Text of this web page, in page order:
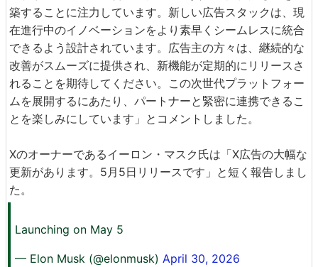
築することに注力しています。新しい広告スタックは、現
在進行中のイノベーションをより素早くシームレスに統合
できるよう設計されています。広告主の方々は、継続的な
改善がスムーズに提供され、新機能が定期的にリリースさ
れることを期待してください。この次世代プラットフォー
ムを展開するにあたり、パートナーと緊密に連携できるこ
とを楽しみにしています」とコメントしました。
Xのオーナーであるイーロン・マスク氏は「X広告の大幅な
更新があります。5月5日リリースです」と短く報告しまし
た。
Launching on May 5
— Elon Musk (@elonmusk) April 30, 2026